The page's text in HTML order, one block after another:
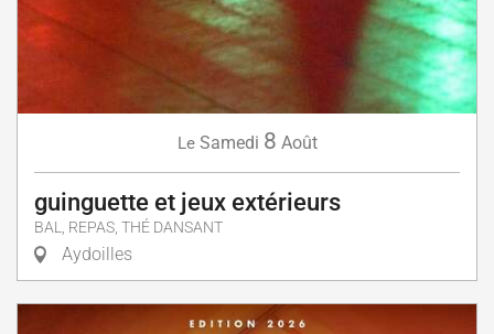
Le Samedi 8 Août
guinguette et jeux extérieurs
BAL, REPAS, THÉ DANSANT
Aydoilles